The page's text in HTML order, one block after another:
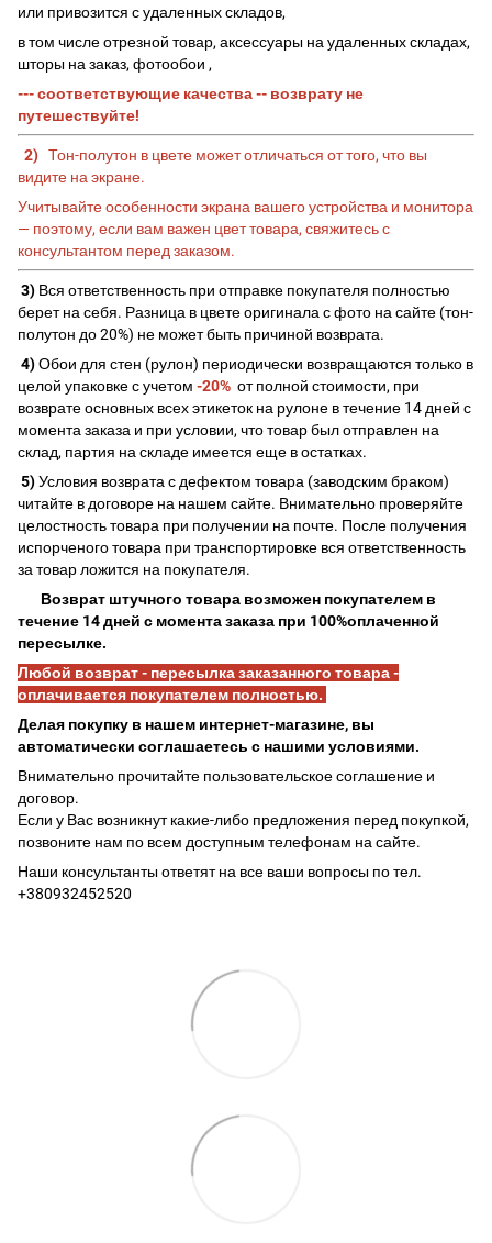
или привозится с удаленных складов,
в том числе отрезной товар, аксессуары на удаленных складах,
шторы на заказ, фотообои ,
--- соответствующие качества -- возврату не
путешествуйте!
2) Тон-полутон в цвете может отличаться от того, что вы
видите на экране.
Учитывайте особенности экрана вашего устройства и монитора
— поэтому, если вам важен цвет товара, свяжитесь с
консультантом перед заказом.
3) Вся ответственность при отправке покупателя полностью
берет на себя. Разница в цвете оригинала с фото на сайте (тон-
полутон до 20%) не может быть причиной возврата.
4)Обои для стен (рулон) периодически возвращаются только в
целой упаковке с учетом -20% от полной стоимости, при
возврате основных всех этикеток на рулоне в течение 14 дней с
момента заказа и при условии, что товар был отправлен на
склад, партия на складе имеется еще в остатках.
5)Условия возврата с дефектом товара (заводским браком)
читайте в договоре на нашем сайте. Внимательно проверяйте
целостность товара при получении на почте. После получения
испорченого товара при транспортировке вся ответственность
за товар ложится на покупателя.
Возврат штучного товара возможен покупателем в
течение 14 дней с момента заказа при 100%оплаченной
пересылке.
Любой возврат - пересылка заказанного товара -
оплачивается покупателем полностью.
Делая покупку в нашем интернет-магазине, вы
автоматически соглашаетесь с нашими условиями.
Внимательно прочитайте пользовательское соглашение и
договор.
Если у Вас возникнут какие-либо предложения перед покупкой,
позвоните нам по всем доступным телефонам на сайте.
Наши консультанты ответят на все ваши вопросы по тел.
+380932452520